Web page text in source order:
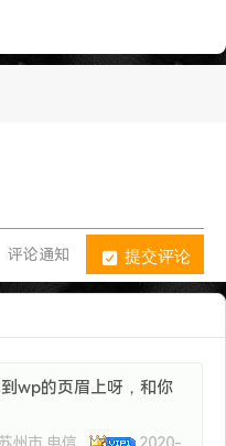
提交评论
评论通知
wp的页眉上呀，和你